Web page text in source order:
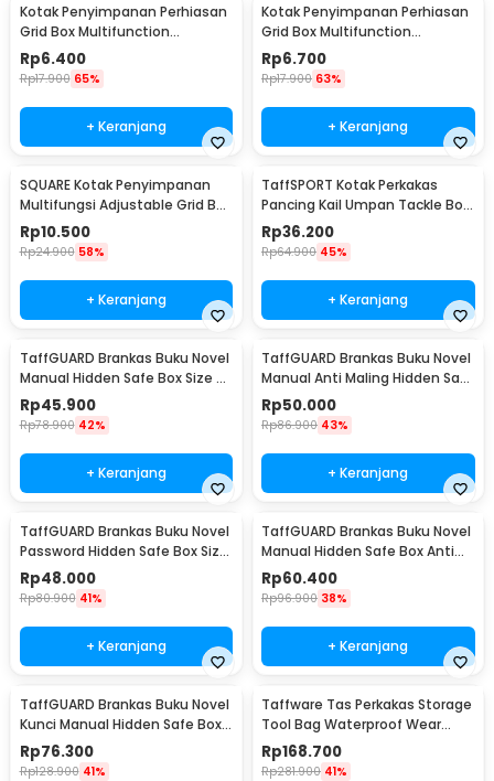
Kotak Penyimpanan Perhiasan
Grid Box Multifunction
Organizer 24 Slot - J13/J24
Rp6.400
Rp17.900 65%
+ Keranjang
Kotak Penyimpanan Perhiasan
Grid Box Multifunction
Organizer 13 Slot - J13/J24
Rp6.700
Rp17.900 63%
+ Keranjang
SQUARE Kotak Penyimpanan
Multifungsi Adjustable Grid Box
24 Slot - J24D
Rp10.500
Rp24.900 58%
+ Keranjang
TaffSPORT Kotak Perkakas
Pancing Kail Umpan Tackle Box
14 Grid - LYH-1017
Rp36.200
Rp64.900 45%
+ Keranjang
TaffGUARD Brankas Buku Novel
Manual Hidden Safe Box Size S
- KB-20L
Rp45.900
Rp78.900 42%
+ Keranjang
TaffGUARD Brankas Buku Novel
Manual Anti Maling Hidden Safe
Box Size S - KB-20L
Rp50.000
Rp86.900 43%
+ Keranjang
TaffGUARD Brankas Buku Novel
Password Hidden Safe Box Size
S - KB-20P
Rp48.000
Rp80.900 41%
+ Keranjang
TaffGUARD Brankas Buku Novel
Manual Hidden Safe Box Anti
Maling Size M - KB-20L
Rp60.400
Rp96.900 38%
+ Keranjang
TaffGUARD Brankas Buku Novel
Kunci Manual Hidden Safe Box
Size L Love - KB-20L
Rp76.300
Rp128.900 41%
Taffware Tas Perkakas Storage
Tool Bag Waterproof Wear
Resistant 23 Inch - A02584
Rp168.700
Rp281.900 41%